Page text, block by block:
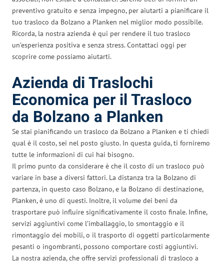
preventivo gratuito e senza impegno, per aiutarti a pianificare il
tuo trasloco da Bolzano a Planken nel miglior modo possibile.
Ricorda, la nostra azienda è qui per rendere il tuo trasloco
un’esperienza positiva e senza stress. Contattaci oggi per
scoprire come possiamo aiutarti.
Azienda di Traslochi
Economica per il Trasloco
da Bolzano a Planken
Se stai pianificando un trasloco da Bolzano a Planken e ti chiedi
qual è il costo, sei nel posto giusto. In questa guida, ti forniremo
tutte le informazioni di cui hai bisogno.
Il primo punto da considerare è che il costo di un trasloco può
variare in base a diversi fattori. La distanza tra la Bolzano di
partenza, in questo caso Bolzano, e la Bolzano di destinazione,
Planken, è uno di questi. Inoltre, il volume dei beni da
trasportare può influire significativamente il costo finale. Infine,
servizi aggiuntivi come l’imballaggio, lo smontaggio e il
rimontaggio dei mobili, o il trasporto di oggetti particolarmente
pesanti o ingombranti, possono comportare costi aggiuntivi.
La nostra azienda, che offre servizi professionali di trasloco a